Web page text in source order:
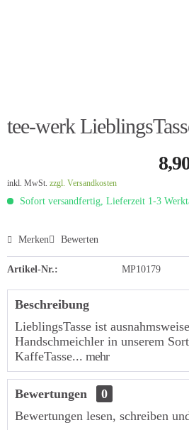
tee-werk
inkl. MwSt. zzgl. Versandkosten
Sofort versandfertig, Lieferzeit 1-3
Merken Bewerten
Artikel-Nr.: MP10179
Beschreibung
LieblingsTasse ist
Handschmeichler in unserem
KaffeTasse... mehr
Bewertungen
0
Bewertungen lesen, schreiben